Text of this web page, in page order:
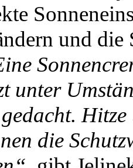
und die
unter
die